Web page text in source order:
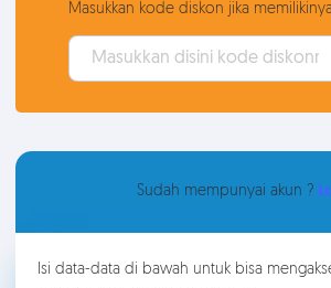
Masukkan kode diskon jika
Sudah mempunyai akun ?
Isi data-data di bawah untuk bisa